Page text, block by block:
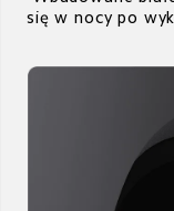
się w nocy po